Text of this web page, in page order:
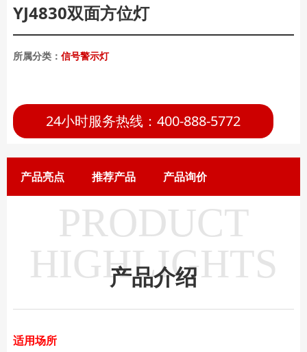
YJ4830双面方位灯
所属分类： 信号警示灯
24小时服务热线：400-888-5772
产品亮点 推荐产品 产品询价
PRODUCT
HIGHLIGHTS
产品介绍
适用场所